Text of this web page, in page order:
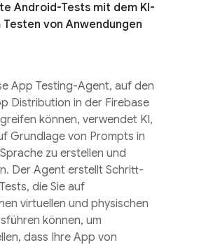
Android-Tests mit dem KI-
von Anwendungen
App Testing-Agent, auf den
Distribution in der Firebase
können, verwendet KI,
Grundlage von Prompts in
zu erstellen und
Der Agent erstellt Schritt-
die Sie auf
virtuellen und physischen
können, um
dass Ihre App von